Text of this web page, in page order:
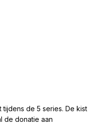
de 5 series. De kist
de donatie aan